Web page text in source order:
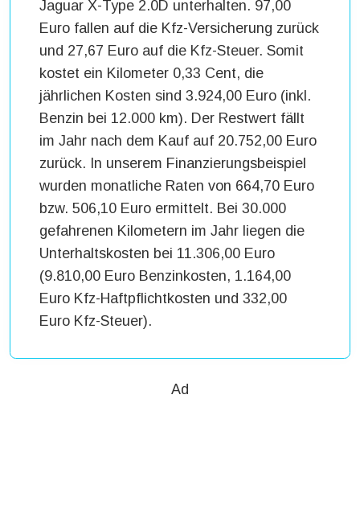
Jaguar X-Type 2.0D unterhalten. 97,00
Euro fallen auf die Kfz-Versicherung zurück
und 27,67 Euro auf die Kfz-Steuer. Somit
kostet ein Kilometer 0,33 Cent, die
jährlichen Kosten sind 3.924,00 Euro (inkl.
Benzin bei 12.000 km). Der Restwert fällt
im Jahr nach dem Kauf auf 20.752,00 Euro
zurück. In unserem Finanzierungsbeispiel
wurden monatliche Raten von 664,70 Euro
bzw. 506,10 Euro ermittelt. Bei 30.000
gefahrenen Kilometern im Jahr liegen die
Unterhaltskosten bei 11.306,00 Euro
(9.810,00 Euro Benzinkosten, 1.164,00
Euro Kfz-Haftpflichtkosten und 332,00
Euro Kfz-Steuer).
Ad